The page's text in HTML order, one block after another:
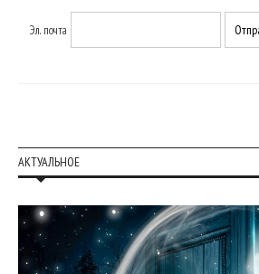
Эл. почта
АКТУАЛЬНОЕ